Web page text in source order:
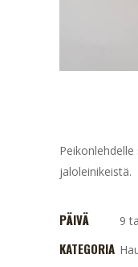
jaloleinikeistä.
PÄIVÄ 9
KATEGORIA